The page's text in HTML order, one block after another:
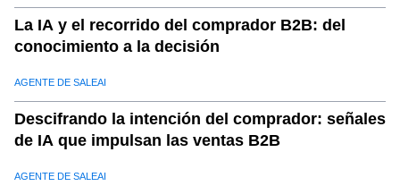
La IA y el recorrido del comprador B2B: del
conocimiento a la decisión
AGENTE DE SALEAI
Descifrando la intención del comprador: señales
de IA que impulsan las ventas B2B
AGENTE DE SALEAI